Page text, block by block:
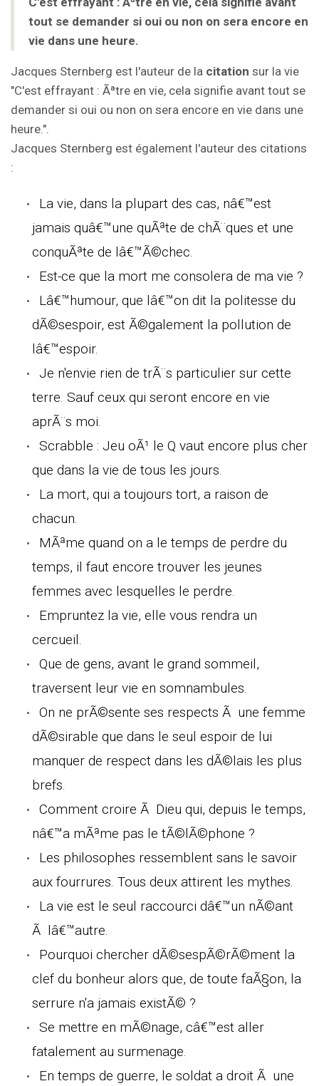
tout se demander si oui ou non on sera encore en
vie dans une heure.
Jacques Sternberg est l'auteur de la citation sur la vie
"C'est effrayant : Ãªtre en vie, cela signifie avant tout se
demander si oui ou non on sera encore en vie dans une
heure.".
Jacques Sternberg est également l'auteur des citations
:
La vie, dans la plupart des cas, nâ€™est
jamais quâ€™une quÃªte de chÃ¨ques et une
conquÃªte de lâ€™Ã©chec.
Est-ce que la mort me consolera de ma vie ?
Lâ€™humour, que lâ€™on dit la politesse du
dÃ©sespoir, est Ã©galement la pollution de
lâ€™espoir.
Je n'envie rien de trÃ¨s particulier sur cette
terre. Sauf ceux qui seront encore en vie
aprÃ¨s moi.
Scrabble : Jeu oÃ¹ le Q vaut encore plus cher
que dans la vie de tous les jours.
La mort, qui a toujours tort, a raison de
chacun.
MÃªme quand on a le temps de perdre du
temps, il faut encore trouver les jeunes
femmes avec lesquelles le perdre.
Empruntez la vie, elle vous rendra un
cercueil.
Que de gens, avant le grand sommeil,
traversent leur vie en somnambules.
On ne prÃ©sente ses respects Ã une femme
dÃ©sirable que dans le seul espoir de lui
manquer de respect dans les dÃ©lais les plus
brefs.
Comment croire Ã Dieu qui, depuis le temps,
nâ€™a mÃªme pas le tÃ©lÃ©phone ?
Les philosophes ressemblent sans le savoir
aux fourrures. Tous deux attirent les mythes.
La vie est le seul raccourci dâ€™un nÃ©ant
Ã lâ€™autre.
Pourquoi chercher dÃ©sespÃ©rÃ©ment la
clef du bonheur alors que, de toute faÃ§on, la
serrure n'a jamais existÃ© ?
Se mettre en mÃ©nage, câ€™est aller
fatalement au surmenage.
En temps de guerre, le soldat a droit Ã une